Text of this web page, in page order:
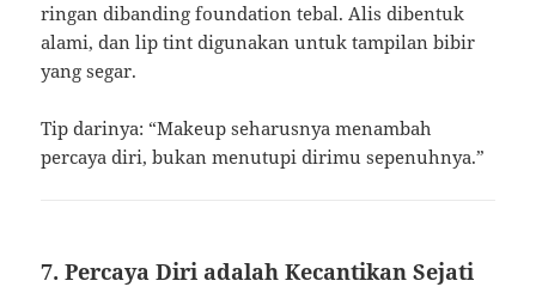
ringan dibanding foundation tebal. Alis dibentuk
alami, dan lip tint digunakan untuk tampilan bibir
yang segar.
Tip darinya: “Makeup seharusnya menambah
percaya diri, bukan menutupi dirimu sepenuhnya.”
7. Percaya Diri adalah Kecantikan Sejati